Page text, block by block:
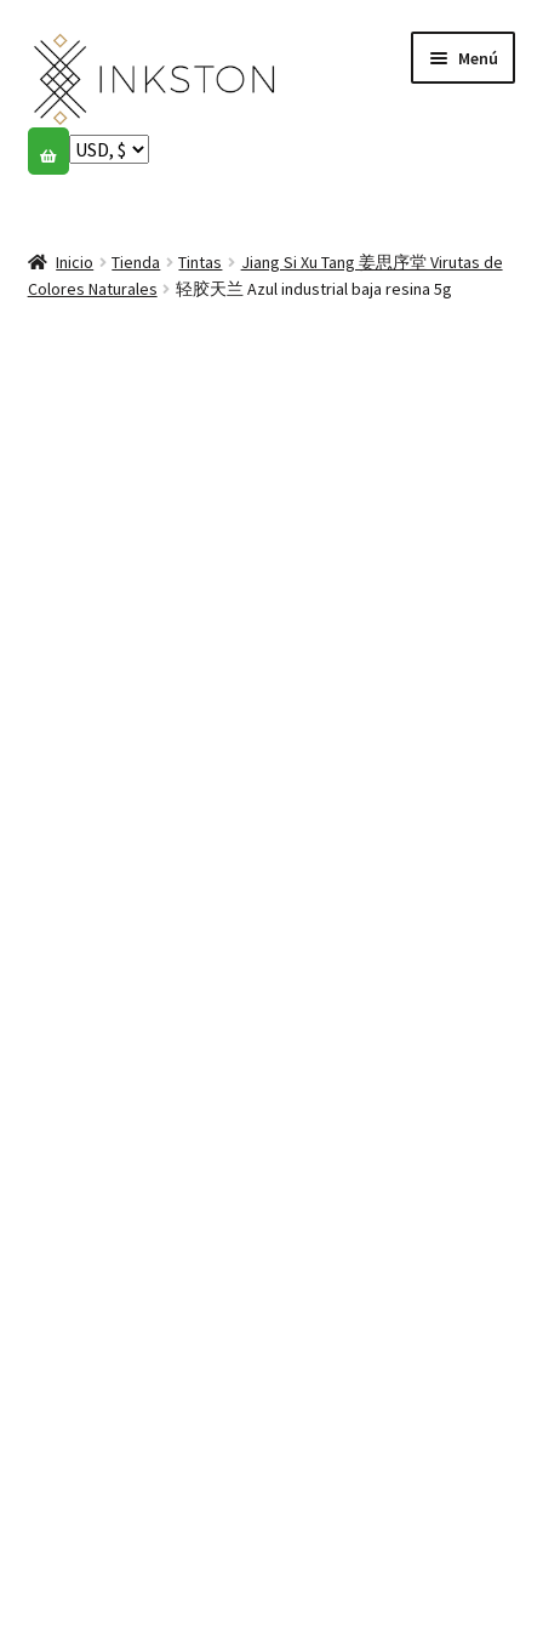
Ir
la
navegación
Ir
al
contenido
Menú
Tienda
menú
English
Inicio Tienda Tintas
Jiang Si Xu Tang 姜思序堂 Virutas de
Colores Naturales
轻胶天兰 Azul industrial baja resina 5g